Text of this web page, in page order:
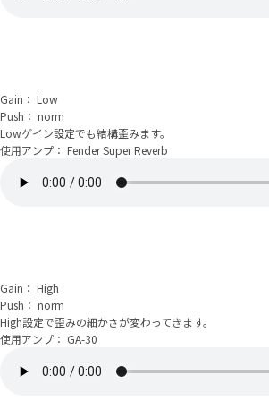
Gain： Low
Push： norm
Lowゲイン設定でも結構歪みます。
使用アンプ： Fender Super Reverb
Gain： High
Push： norm
High設定で歪みの細かさが変わってきます。
使用アンプ： GA-30